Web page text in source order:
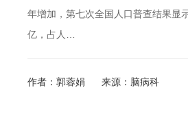
年增加，第七次全国人口普查结果显
亿，占人…
作者：郭蓉娟 来源：脑病科